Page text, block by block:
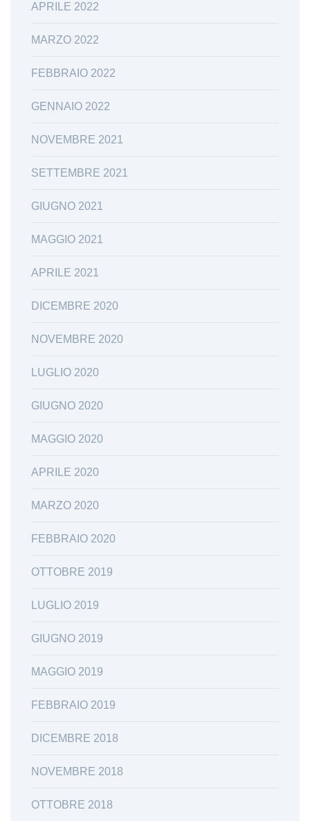
APRILE 2022
MARZO 2022
FEBBRAIO 2022
GENNAIO 2022
NOVEMBRE 2021
SETTEMBRE 2021
GIUGNO 2021
MAGGIO 2021
APRILE 2021
DICEMBRE 2020
NOVEMBRE 2020
LUGLIO 2020
GIUGNO 2020
MAGGIO 2020
APRILE 2020
MARZO 2020
FEBBRAIO 2020
OTTOBRE 2019
LUGLIO 2019
GIUGNO 2019
MAGGIO 2019
FEBBRAIO 2019
DICEMBRE 2018
NOVEMBRE 2018
OTTOBRE 2018